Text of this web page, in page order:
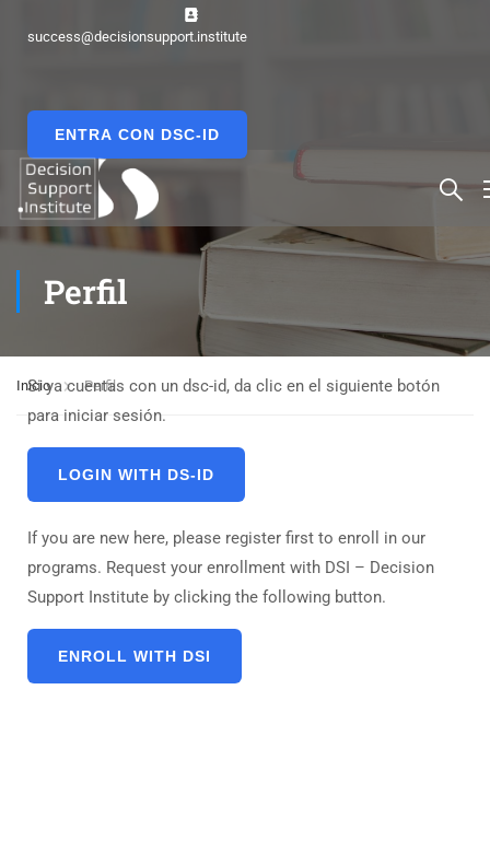
success@decisionsupport.institute
ENTRA CON DSC-ID
Perfil
Inicio Perfil
Si ya cuentas con un dsc-id, da clic en el siguiente botón
para iniciar sesión.
LOGIN WITH DS-ID
If you are new here, please register first to enroll in our
programs. Request your enrollment with DSI – Decision
Support Institute by clicking the following button.
ENROLL WITH DSI